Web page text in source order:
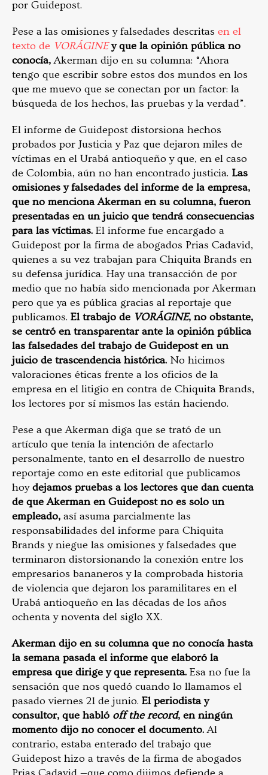
por Guidepost.
Pese a las omisiones y falsedades descritas en el
texto de VORÁGINE y que la opinión pública no
conocía,Akerman dijo en su columna: “Ahora
tengo que escribir sobre estos dos mundos en los
que me muevo que se conectan por un factor: la
búsqueda de los hechos, las pruebas y la verdad”.
El informe de Guidepost distorsiona hechos
probados por Justicia y Paz que dejaron miles de
víctimas en el Urabá antioqueño y que, en el caso
de Colombia, aún no han encontrado justicia. Las
omisiones y falsedades del informe de la empresa,
que no menciona Akerman en su columna, fueron
presentadas en un juicio que tendrá consecuencias
para las víctimas. El informe fue encargado a
Guidepost por la firma de abogados Prias Cadavid,
quienes a su vez trabajan para Chiquita Brands en
su defensa jurídica. Hay una transacción de por
medio que no había sido mencionada por Akerman
pero que ya es pública gracias al reportaje que
publicamos. El trabajo de VORÁGINE, no obstante,
se centró en transparentar ante la opinión pública
las falsedades del trabajo de Guidepost en un
juicio de trascendencia histórica. No hicimos
valoraciones éticas frente a los oficios de la
empresa en el litigio en contra de Chiquita Brands,
los lectores por sí mismos las están haciendo.
Pese a que Akerman diga que se trató de un
artículo que tenía la intención de afectarlo
personalmente, tanto en el desarrollo de nuestro
reportaje como en este editorial que publicamos
hoydejamos pruebas a los lectores que dan cuenta
de que Akerman en Guidepost no es solo un
empleado, así asuma parcialmente las
responsabilidades del informe para Chiquita
Brands y niegue las omisiones y falsedades que
terminaron distorsionando la conexión entre los
empresarios bananeros y la comprobada historia
de violencia que dejaron los paramilitares en el
Urabá antioqueño en las décadas de los años
ochenta y noventa del siglo XX.
Akerman dijo en su columna que no conocía hasta
la semana pasada el informe que elaboró la
empresa que dirige y que representa. Esa no fue la
sensación que nos quedó cuando lo llamamos el
pasado viernes 21 de junio. El periodista y
consultor, que habló off the record, en ningún
momento dijo no conocer el documento.Al
contrario, estaba enterado del trabajo que
Guidepost hizo a través de la firma de abogados